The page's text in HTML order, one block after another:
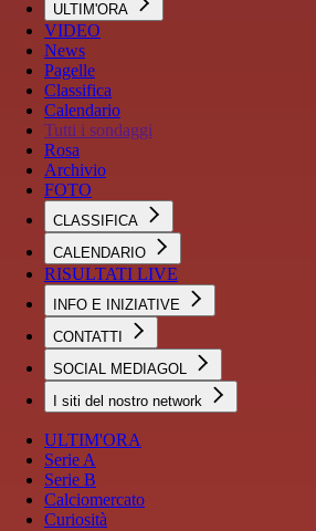
ULTIM'ORA
VIDEO
News
Pagelle
Classifica
Calendario
Tutti i sondaggi
Rosa
Archivio
FOTO
CLASSIFICA
CALENDARIO
RISULTATI LIVE
INFO E INIZIATIVE
CONTATTI
SOCIAL MEDIAGOL
I siti del nostro network
ULTIM'ORA
Serie A
Serie B
Calciomercato
Curiosità